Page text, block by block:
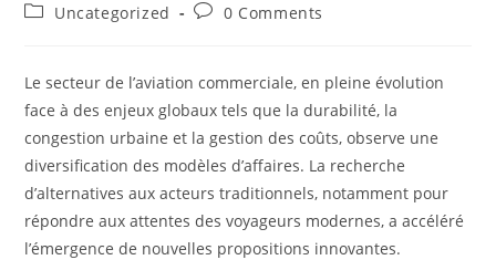
Uncategorized
0 Comments
Le secteur de l’aviation commerciale, en pleine évolution
face à des enjeux globaux tels que la durabilité, la
congestion urbaine et la gestion des coûts, observe une
diversification des modèles d’affaires. La recherche
d’alternatives aux acteurs traditionnels, notamment pour
répondre aux attentes des voyageurs modernes, a accéléré
l’émergence de nouvelles propositions innovantes.